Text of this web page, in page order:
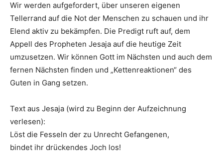
Wir werden aufgefordert, über unseren eigenen
Tellerrand auf die Not der Menschen zu schauen und ihr
Elend aktiv zu bekämpfen. Die Predigt ruft auf, dem
Appell des Propheten Jesaja auf die heutige Zeit
umzusetzen. Wir können Gott im Nächsten und auch dem
fernen Nächsten finden und „Kettenreaktionen“ des
Guten in Gang setzen.
Text aus Jesaja (wird zu Beginn der Aufzeichnung
verlesen):
Löst die Fesseln der zu Unrecht Gefangenen,
bindet ihr drückendes Joch los!